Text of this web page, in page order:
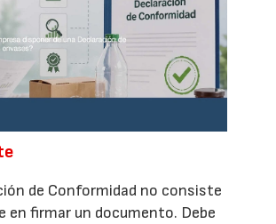
de Conformidad no consiste
en firmar un documento. Debe